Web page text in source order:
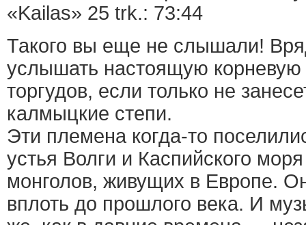
«Kailas» 25 trk.: 73:44
Такого вы еще не слышали!
услышать настоящую корневую
торгудов, если только не
калмыцкие степи.
Эти племена когда-то
устья Волги и Каспийского
монголов, живущих в Европе.
вплоть до прошлого века. И